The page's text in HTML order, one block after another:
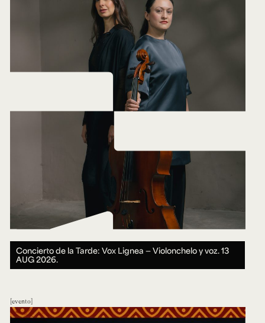
Concierto de la Tarde: Vox Lignea — Violonchelo y voz.13
AUG 2026.
evento